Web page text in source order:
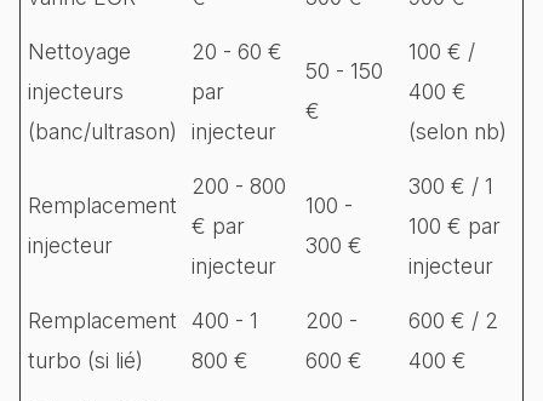
Nettoyage
injecteurs
(banc/ultrason)
20 - 60 €
par
injecteur
50 - 150
€
100 € /
400 €
(selon nb)
Remplacement
injecteur
200 - 800
€ par
injecteur
100 -
300 €
300 € / 1
100 € par
injecteur
Remplacement
turbo (si lié)
400 - 1
800 €
200 -
600 €
600 € / 2
400 €